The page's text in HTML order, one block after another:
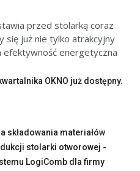
przed stolarką coraz
się już nie tylko atrakcyjny
efektywność energetyczna
OKNO już dostępny.
składowania materiałów
stolarki otworowej -
LogiComb dla firmy